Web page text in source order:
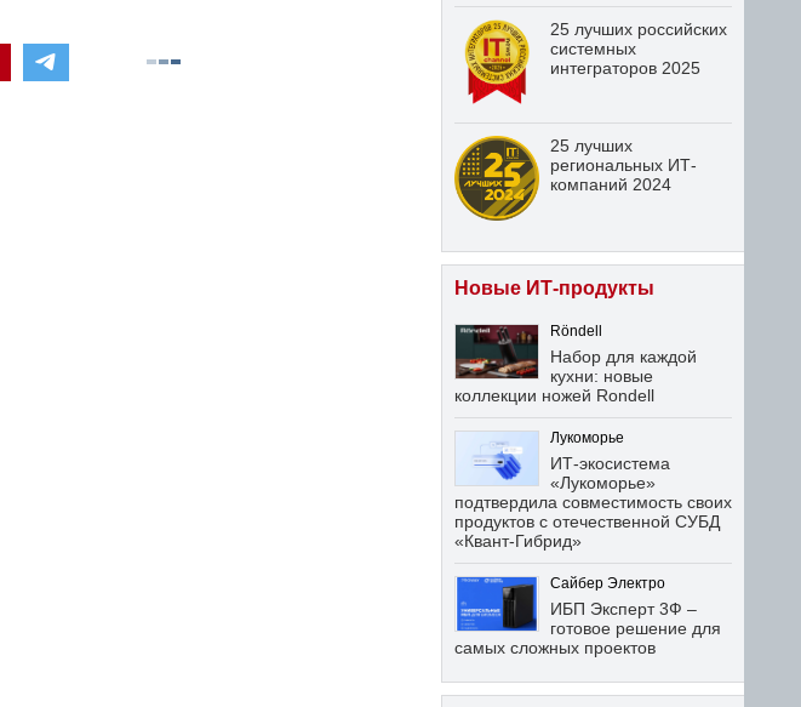
25 лучших российских
системных
интеграторов 2025
25 лучших
региональных ИТ-
компаний 2024
Новые ИТ-продукты
Röndell
Набор для каждой
кухни: новые
коллекции ножей Rondell
Лукоморье
ИТ-экосистема
«Лукоморье»
подтвердила совместимость своих
продуктов с отечественной СУБД
«Квант-Гибрид»
Сайбер Электро
ИБП Эксперт 3Ф –
готовое решение для
самых сложных проектов